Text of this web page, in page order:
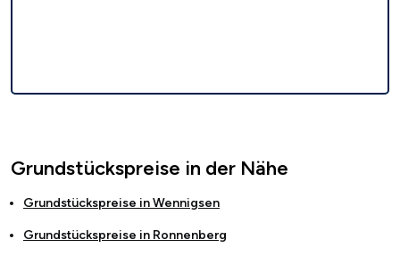
Grundstückspreise in der Nähe
Grundstückspreise inWennigsen
Grundstückspreise in Ronnenberg